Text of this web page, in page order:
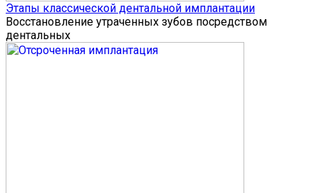
Этапы классической дентальной имплантации
Восстановление утраченных зубов посредством
дентальных